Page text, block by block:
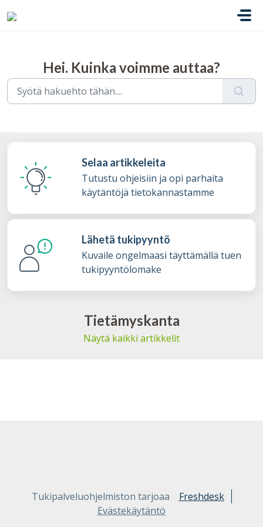
Hei. Kuinka voimme auttaa?
Selaa artikkeleita
Tutustu ohjeisiin ja opi parhaita
käytäntöjä tietokannastamme
Lähetä tukipyyntö
Kuvaile ongelmaasi täyttämällä tuen
tukipyyntölomake
Tietämyskanta
Näytä kaikki artikkelit
Tukipalveluohjelmiston tarjoaa
Freshdesk
Evästekäytäntö